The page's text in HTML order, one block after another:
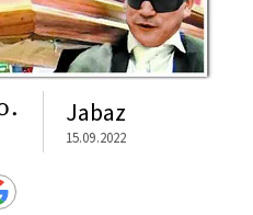
Jabaz
15.09.2022